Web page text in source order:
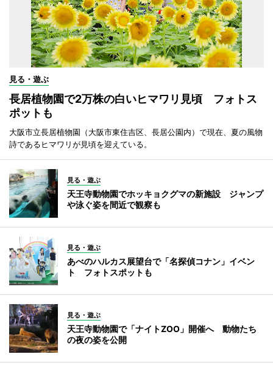
見る・遊ぶ
長居植物園で2万株の白いヒマワリ見頃 フォトス
ポットも
大阪市立長居植物園（大阪市東住吉区、長居公園内）で現在、夏の風物
詩であるヒマワリが見頃を迎えている。
見る・遊ぶ
天王寺動物園でホッキョクグマの新施設 ジャンプ
や泳ぐ姿を間近で観察も
見る・遊ぶ
あべのハルカス展望台で「名探偵コナン」イベン
ト フォトスポットも
見る・遊ぶ
天王寺動物園で「ナイトZOO」開催へ 動物たち
の夜の姿を公開